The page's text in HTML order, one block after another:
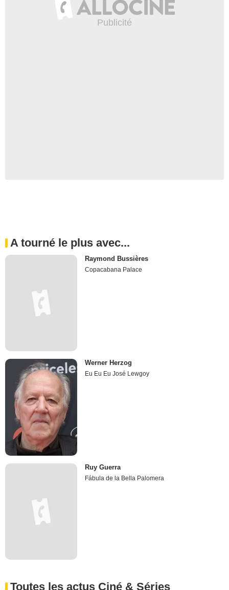
A tourné le plus avec...
Raymond Bussières
Copacabana Palace
Werner Herzog
Eu Eu Eu José Lewgoy
Ruy Guerra
Fábula de la Bella Palomera
Toutes les actus Ciné & Séries